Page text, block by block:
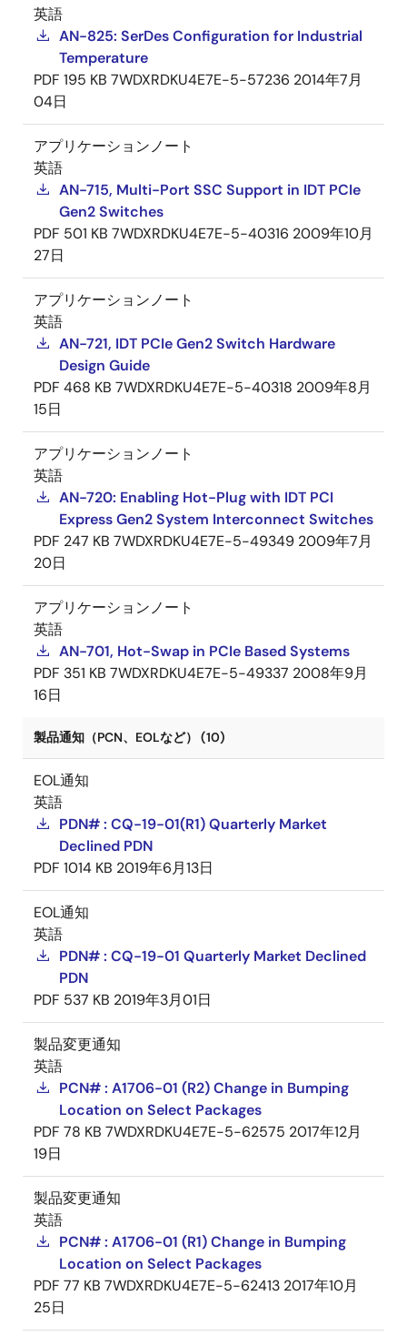
英語
AN-825: SerDes Configuration for Industrial
Temperature
PDF 195 KB 7WDXRDKU4E7E-5-57236 2014年7月
04日
アプリケーションノート
英語
AN-715, Multi-Port SSC Support in IDT PCIe
Gen2 Switches
PDF 501 KB 7WDXRDKU4E7E-5-40316 2009年10月
27日
アプリケーションノート
英語
AN-721, IDT PCIe Gen2 Switch Hardware
Design Guide
PDF 468 KB 7WDXRDKU4E7E-5-40318 2009年8月
15日
アプリケーションノート
英語
AN-720: Enabling Hot-Plug with IDT PCI
Express Gen2 System Interconnect Switches
PDF 247 KB 7WDXRDKU4E7E-5-49349 2009年7月
20日
アプリケーションノート
英語
AN-701, Hot-Swap in PCIe Based Systems
PDF 351 KB 7WDXRDKU4E7E-5-49337 2008年9月
16日
製品通知（PCN、EOLなど） (10)
EOL通知
英語
PDN# : CQ-19-01(R1) Quarterly Market
Declined PDN
PDF 1014 KB 2019年6月13日
EOL通知
英語
PDN# : CQ-19-01 Quarterly Market Declined
PDN
PDF 537 KB 2019年3月01日
製品変更通知
英語
PCN# : A1706-01 (R2) Change in Bumping
Location on Select Packages
PDF 78 KB 7WDXRDKU4E7E-5-62575 2017年12月
19日
製品変更通知
英語
PCN# : A1706-01 (R1) Change in Bumping
Location on Select Packages
PDF 77 KB 7WDXRDKU4E7E-5-62413 2017年10月
25日